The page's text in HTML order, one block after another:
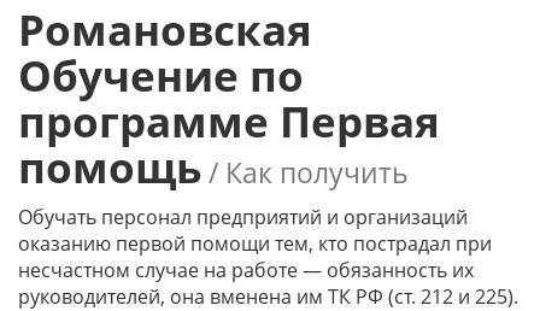
Романовская
Обучение по
программе Первая
помощь/ Как получить
Обучать персонал предприятий и организаций
оказанию первой помощи тем, кто пострадал при
несчастном случае на работе — обязанность их
руководителей, она вменена им ТК РФ (ст. 212 и 225).